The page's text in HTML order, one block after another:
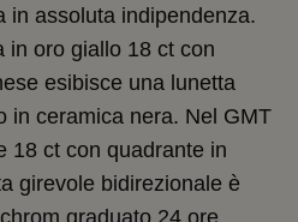
in assoluta indipendenza.
in oro giallo 18 ct con
esibisce una lunetta
in ceramica nera. Nel GMT
18 ct con quadrante in
girevole bidirezionale è
graduato 24 ore